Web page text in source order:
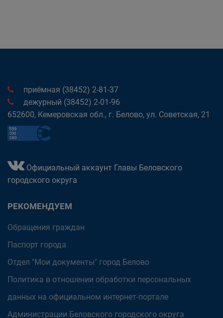
приёмная (38452) 2-81-37
дежурный (38452) 2-01-96
652600, Кемеровская обл., г. Белово, ул. Советская, 21
Официальный аккаунт Главы Беловского
городского округа
РЕКОМЕНДУЕМ
Обращения граждан
Паспорт города
Отдел "Мои документы" город Белово
Политика в отношении обработки персональных
данных на официальном интернет-портале
Администрации Беловского городского округа